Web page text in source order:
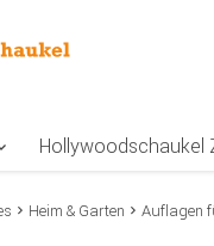
Hollywoodschaukel
Heim & Garten Auflagen